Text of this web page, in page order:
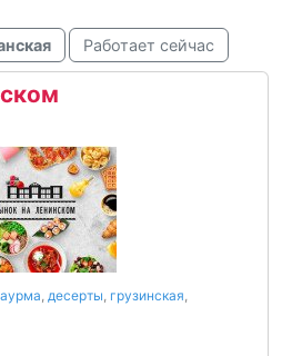
Работает сейчас
, десерты, грузинская,